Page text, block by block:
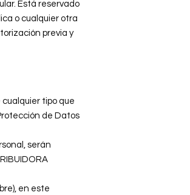
Está reservado
o cualquier otra
previa y
cualquier tipo que
de Datos
serán
en este